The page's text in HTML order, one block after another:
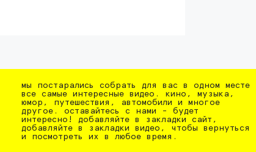
мы постарались собрать для вас в одном месте
все самые интересные видео. кино, музыка,
юмор, путешествия, автомобили и многое
другое. оставайтесь с нами - будет
интересно! добавляйте в закладки сайт,
добавляйте в закладки видео, чтобы вернуться
и посмотреть их в любое время.